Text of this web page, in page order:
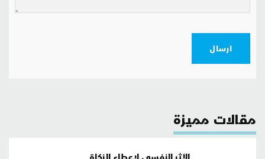
ارسال
مقالات مميزة